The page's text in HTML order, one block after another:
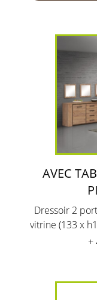
AVEC
Dressoir 2
vitrine (133 x
+